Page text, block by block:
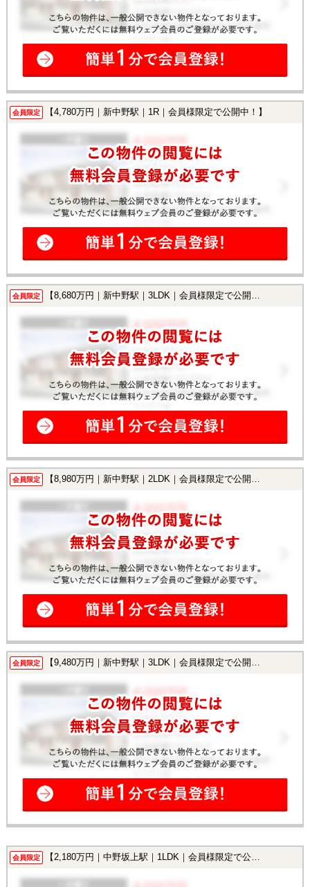
会員限定 【4,780万円｜新中野駅｜1R｜会員様限定で公開中！】
会員限定 【8,680万円｜新中野駅｜3LDK｜会員様限定で公開中！】
会員限定 【8,980万円｜新中野駅｜2LDK｜会員様限定で公開中！】
会員限定 【9,480万円｜新中野駅｜3LDK｜会員様限定で公開中！】
会員限定 【2,180万円｜中野坂上駅｜1LDK｜会員様限定で公開中！】